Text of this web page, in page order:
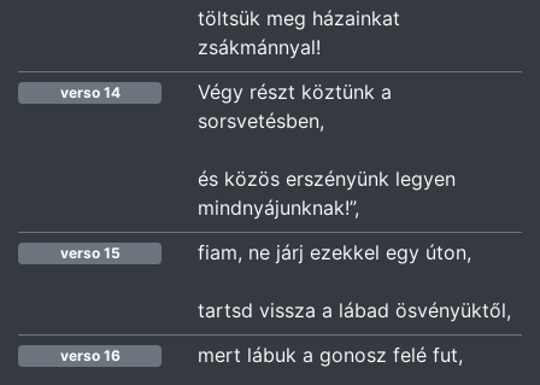
töltsük meg házainkat
zsákmánnyal!
verso 14
Végy részt köztünk a
sorsvetésben,
és közös erszényünk legyen
mindnyájunknak!”,
verso 15 fiam, ne járj ezekkel egy úton,
tartsd vissza a lábad ösvényüktől,
verso 16 mert lábuk a gonosz felé fut,